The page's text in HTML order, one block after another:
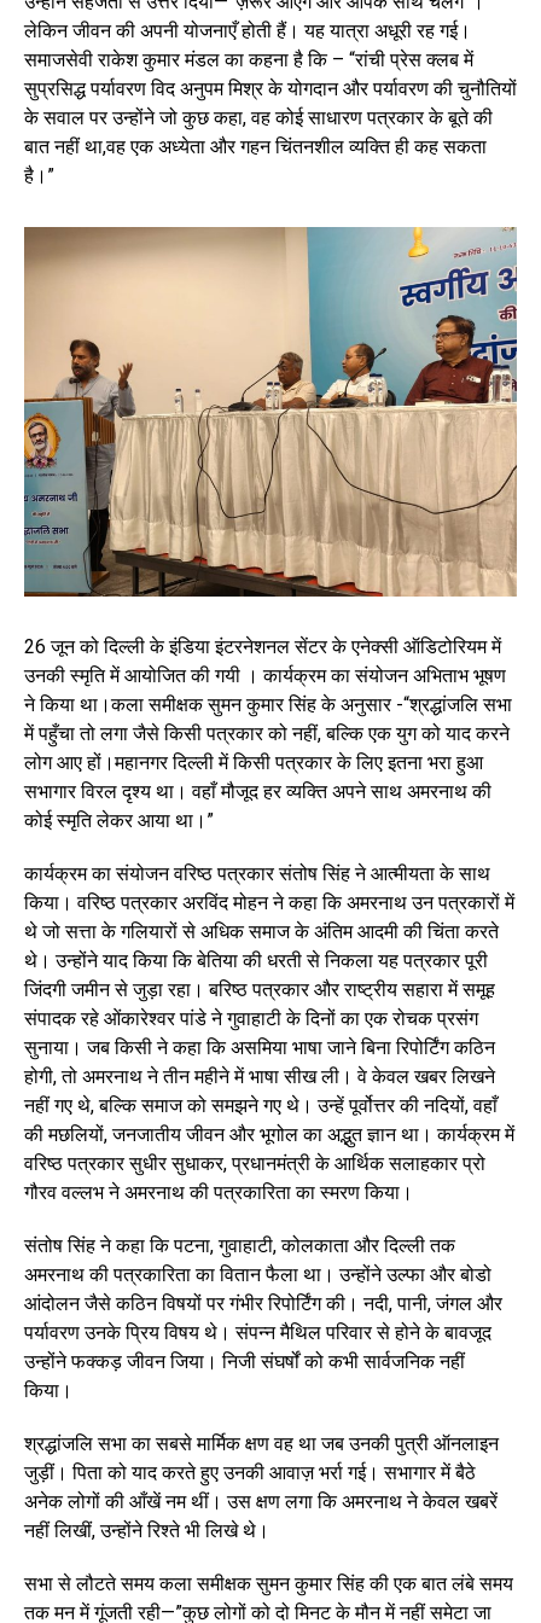
लेकिन जीवन की अपनी योजनाएँ होती हैं। यह यात्रा अधूरी रह गई।
समाजसेवी राकेश कुमार मंडल का कहना है कि – “रांची प्रेस क्लब में
सुप्रसिद्ध पर्यावरण विद अनुपम मिश्र के योगदान और पर्यावरण की चुनौतियों
के सवाल पर उन्होंने जो कुछ कहा, वह‌ कोई साधारण पत्रकार के बूते की
बात नहीं था,वह एक अध्येता और गहन चिंतनशील व्यक्ति ही कह सकता
है।”
26 जून को दिल्ली के इंडिया इंटरनेशनल सेंटर के एनेक्सी ऑडिटोरियम में
उनकी स्मृति में आयोजित की गयी । कार्यक्रम का संयोजन अभिताभ भूषण
ने किया था।कला समीक्षक सुमन कुमार सिंह के अनुसार -“श्रद्धांजलि सभा
में पहुँचा तो लगा जैसे किसी पत्रकार को नहीं, बल्कि एक युग को याद करने
लोग आए हों।महानगर दिल्ली में किसी पत्रकार के लिए इतना भरा हुआ
सभागार विरल दृश्य था। वहाँ मौजूद हर व्यक्ति अपने साथ अमरनाथ की
कोई स्मृति लेकर आया था।”
कार्यक्रम का संयोजन वरिष्ठ पत्रकार संतोष सिंह ने आत्मीयता के साथ
किया। वरिष्ठ पत्रकार अरविंद मोहन ने कहा कि अमरनाथ उन पत्रकारों में
थे जो सत्ता के गलियारों से अधिक समाज के अंतिम आदमी की चिंता करते
थे। उन्होंने याद किया कि बेतिया की धरती से निकला यह पत्रकार पूरी
जिंदगी जमीन से जुड़ा रहा। बरिष्ठ पत्रकार और राष्ट्रीय सहारा में समूह
संपादक रहे ओंकारेश्वर पांडे ने गुवाहाटी के दिनों का एक रोचक प्रसंग
सुनाया। जब किसी ने कहा कि असमिया भाषा जाने बिना रिपोर्टिंग कठिन
होगी, तो अमरनाथ ने तीन महीने में भाषा सीख ली। वे केवल खबर लिखने
नहीं गए थे, बल्कि समाज को समझने गए थे। उन्हें पूर्वोत्तर की नदियों, वहाँ
की मछलियों, जनजातीय जीवन और भूगोल का अद्भुत ज्ञान था। कार्यक्रम में
वरिष्ठ पत्रकार सुधीर सुधाकर, प्रधानमंत्री के आर्थिक सलाहकार प्रो
गौरव वल्लभ ने अमरनाथ की पत्रकारिता का स्मरण किया।
संतोष सिंह ने कहा कि पटना, गुवाहाटी, कोलकाता और दिल्ली तक
अमरनाथ की पत्रकारिता का वितान फैला था। उन्होंने उल्फा और बोडो
आंदोलन जैसे कठिन विषयों पर गंभीर रिपोर्टिंग की। नदी, पानी, जंगल और
पर्यावरण उनके प्रिय विषय थे। संपन्न मैथिल परिवार से होने के बावजूद
उन्होंने फक्कड़ जीवन जिया। निजी संघर्षों को कभी सार्वजनिक नहीं
किया।
श्रद्धांजलि सभा का सबसे मार्मिक क्षण वह था जब उनकी पुत्री ऑनलाइन
जुड़ीं। पिता को याद करते हुए उनकी आवाज़ भर्रा गई। सभागार में बैठे
अनेक लोगों की आँखें नम थीं। उस क्षण लगा कि अमरनाथ ने केवल खबरें
नहीं लिखीं, उन्होंने रिश्ते भी लिखे थे।
सभा से लौटते समय कला समीक्षक सुमन कुमार सिंह की एक बात लंबे समय
तक मन में गूंजती रही—”कुछ लोगों को दो मिनट के मौन में नहीं समेटा जा